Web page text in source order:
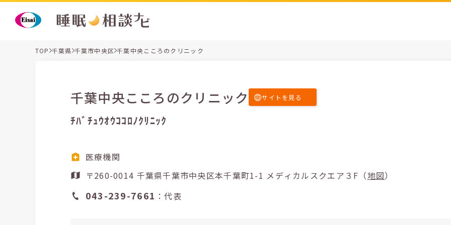
TOP 千葉県 千葉市中央区 千葉中央こころのクリニック
千葉中央こころのクリニック サイトを見る
ﾁﾊﾞﾁｭｳｵｳｺｺﾛﾉｸﾘﾆｯｸ
医療機関
〒260-0014 千葉県千葉市中央区本千葉町1-1 メディカルスクエア３F（地図）
043-239-7661 ：代表